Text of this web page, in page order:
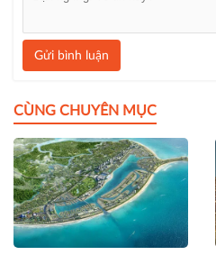
Gửi bình luận
CÙNG CHUYÊN MỤC